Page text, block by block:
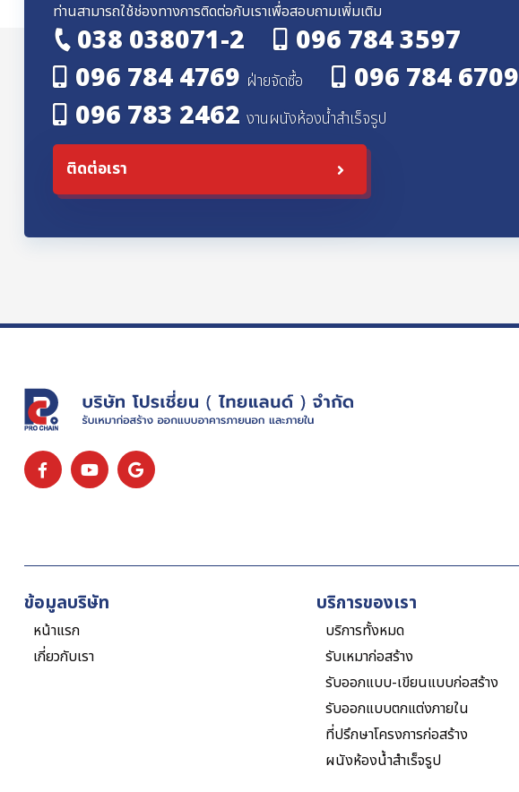
ท่านสามารถใช้ช่องทางการติดต่อกับเราเพื่อสอบถามเพิ่มเติม
038 038071-2
096 784 3597
096 784 4769 ฝ่ายจัดซื้อ 096 784 6709
096 783 2462 งานผนังห้องน้ำสำเร็จรูป
ติดต่อเรา
ข้อมูลบริษัท
หน้าแรก
เกี่ยวกับเรา
บริการของเรา
บริการทั้งหมด
รับเหมาก่อสร้าง
รับออกแบบ-เขียนแบบก่อสร้าง
รับออกแบบตกแต่งภายใน
ที่ปรึกษาโครงการก่อสร้าง
ผนังห้องน้ำสำเร็จรูป